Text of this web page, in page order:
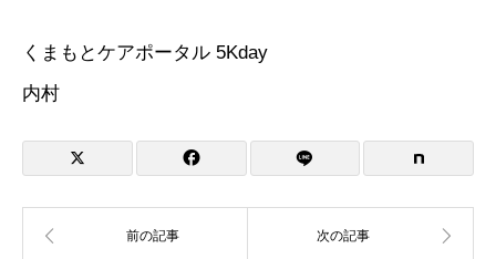
くまもとケアポータル 5Kday
内村